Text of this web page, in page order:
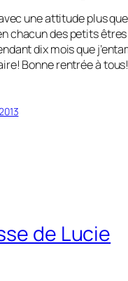
une attitude plus
chacun des petits
dix mois que
Bonne rentrée à tous!
de Lucie